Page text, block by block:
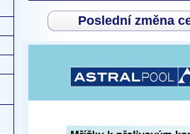
Poslední změna